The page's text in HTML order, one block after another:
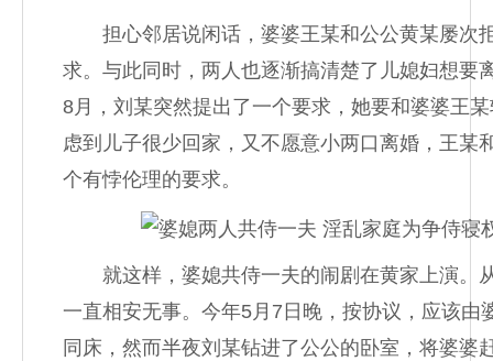
担心邻居说闲话，婆婆王某和公公黄某屡次
求。与此同时，两人也逐渐搞清楚了儿媳妇想要
8月，刘某突然提出了一个要求，她要和婆婆王
虑到儿子很少回家，又不愿意小两口离婚，王某
个有悖伦理的要求。
就这样，婆媳共侍一夫的闹剧在黄家上演。
一直相安无事。今年5月7日晚，按协议，应该由
同床，然而半夜刘某钻进了公公的卧室，将婆婆